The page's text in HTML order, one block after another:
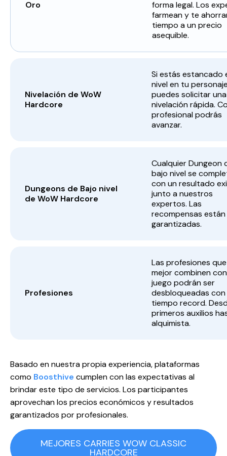
Oro
forma legal. Los
farmean y te
tiempo a un precio
asequible.
Nivelación de WoW
Hardcore
Si estás estancado
nivel en tu
puedes solicitar una
nivelación rápida.
profesional podrás
avanzar.
Dungeons de Bajo nivel
de WoW Hardcore
Cualquier Dungeon
bajo nivel se
con un resultado
junto a nuestros
expertos. Las
recompensas están
garantizadas.
Profesiones
Las profesiones que
mejor combinen
juego podrán ser
desbloqueadas con
tiempo record.
primeros auxilios
alquimista.
Basado en nuestra propia experiencia, plataformas
como Boosthive cumplen con las expectativas al
brindar este tipo de servicios. Los participantes
aprovechan los precios económicos y resultados
garantizados por profesionales.
MEJORES CARRIES WOW CLASSIC
HARDCORE